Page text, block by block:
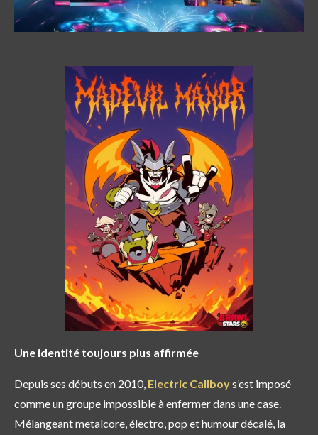
Une identité toujours plus affirmée
Depuis ses débuts en 2010, Electric Callboys’est imposé
comme un groupe impossible à enfermer dans une case.
Mélangeant metalcore, électro, pop et humour décalé, la